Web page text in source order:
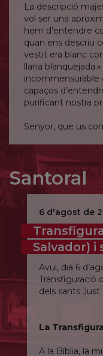
La descripció
vol ser una
hem d’entendre
quan ens descriu
vestit era blanc
llana
incommensurable
capaços
purificant nostra
Senyor, que us
Santoral
6 d'agost de
Salvador) i
Avui, dia 6
Transfiguració
dels sants Just
La
A la Bíblia, la